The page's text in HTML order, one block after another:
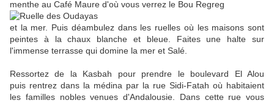
menthe au Café Maure d'où vous verrez le Bou Regreg
et la mer. Puis déambulez dans les ruelles où les maisons sont
peintes à la chaux blanche et bleue. Faites une halte sur
l'immense terrasse qui domine la mer et Salé.
Ressortez de la Kasbah pour prendre le boulevard El Alou
puis rentrez dans la médina par la rue Sidi-Fatah où habitaient
les familles nobles venues d'Andalousie. Dans cette rue vous